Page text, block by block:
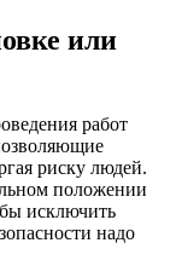
или
работ
риску людей.
положении
исключить
надо